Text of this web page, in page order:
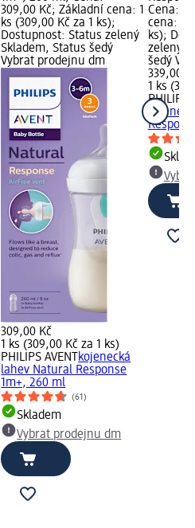
309,00 Kč; Základní cena: 1
ks (309,00 Kč za 1 ks);
Dostupnost: Status zelený
Skladem, Status šedý
Vybrat prodejnu dm
309,00 Kč
1 ks (309,00 Kč za 1 ks)
PHILIPS AVENT
kojenecká
lahev Natural Response
1m+, 260 ml
(61)
Skladem
Vybrat prodejnu dm
Cena:
cena: 1
ks);
zelený
šedý
339,00
1 ks
PHILIPS